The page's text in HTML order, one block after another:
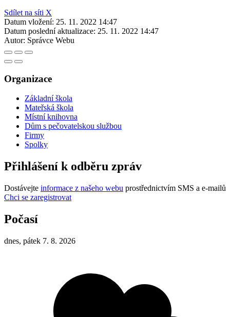
Sdílet na síti X
Datum vložení: 25. 11. 2022 14:47
Datum poslední aktualizace: 25. 11. 2022 14:47
Autor: Správce Webu
Organizace
Základní škola
Mateřská škola
Místní knihovna
Dům s pečovatelskou službou
Firmy
Spolky
Přihlášení k odběru zpráv
Dostávejte informace z našeho webu prostřednictvím SMS a e-mailů
Chci se zaregistrovat
Počasí
dnes, pátek 7. 8. 2026